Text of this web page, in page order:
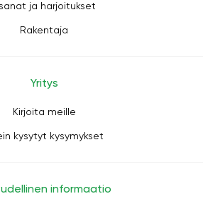
ja harjoitukset
Rakentaja
Yritys
Kirjoita meille
kysytyt kysymykset
informaatio